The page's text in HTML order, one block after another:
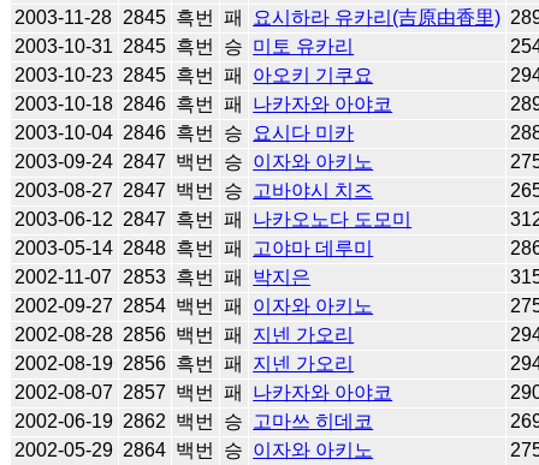
2003-11-28 2845 흑번 패 요시하라 유카리(吉原由香里)
2003-10-31 2845 흑번 승 미토 유카리
2003-10-23 2845 흑번 패 아오키 기쿠요
2003-10-18 2846 흑번 패 나카자와 아야코
2003-10-04 2846 흑번 승 요시다 미카
2003-09-24 2847 백번 승 이자와 아키노
2003-08-27 2847 백번 승 고바야시 치즈
2003-06-12 2847 흑번 패 나카오노다 도모미
2003-05-14 2848 흑번 패 고야마 데루미
2002-11-07
2853 흑번 패 박지은
2002-09-27 2854 백번 패 이자와 아키노
2002-08-28 2856 백번 패 지넨 가오리
2002-08-19 2856 흑번 패 지넨 가오리
2002-08-07 2857 백번 패 나카자와 아야코
2002-06-19 2862 백번 승 고마쓰 히데코
2002-05-29 2864 백번 승 이자와 아키노